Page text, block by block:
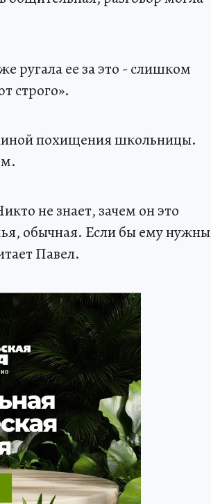
ругала ее за это - слишком
строго».
похищения школьницы.
не знает, зачем он это
обычная. Если бы ему нужны
Павел.